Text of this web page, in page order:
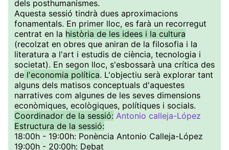
dels posthumanismes.
Aquesta sessió tindrà dues aproximacions
fonamentals. En primer lloc, es farà un recorregut
centrat en la història de les idees i la cultura
(recolzat en obres que aniran de la filosofia i la
literatura a l'art i estudis de ciència, tecnologia i
societat). En segon lloc, s'esbossarà una crítica des
de l'economia política. L'objectiu serà explorar tant
alguns dels matisos conceptuals d'aquestes
narratives com algunes de les seves dimensions
econòmiques, ecològiques, polítiques i socials.
Coordinador de la sessió: Antonio calleja-López
Estructura de la sessió:
18:00h - 19:00h: Ponència Antonio Calleja-López
19:00h - 20:00h: Debat